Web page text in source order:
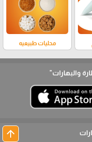
محليات طبيعيه
والبهارات"
arrow_upward